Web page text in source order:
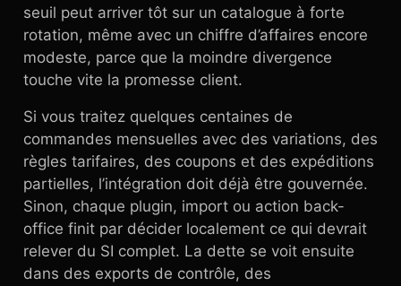
seuil peut arriver tôt sur un catalogue à forte
rotation, même avec un chiffre d’affaires encore
modeste, parce que la moindre divergence
touche vite la promesse client.
Si vous traitez quelques centaines de
commandes mensuelles avec des variations, des
règles tarifaires, des coupons et des expéditions
partielles, l’intégration doit déjà être gouvernée.
Sinon, chaque plugin, import ou action back-
office finit par décider localement ce qui devrait
relever du SI complet. La dette se voit ensuite
dans des exports de contrôle, des